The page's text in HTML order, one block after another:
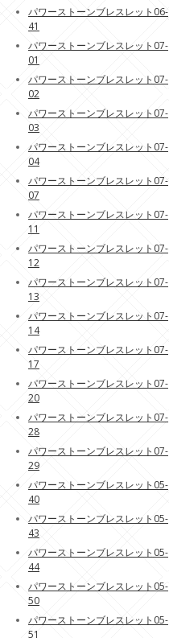
パワーストーンブレスレット06-
41
パワーストーンブレスレット07-
01
パワーストーンブレスレット07-
02
パワーストーンブレスレット07-
03
パワーストーンブレスレット07-
04
パワーストーンブレスレット07-
07
パワーストーンブレスレット07-
11
パワーストーンブレスレット07-
12
パワーストーンブレスレット07-
13
パワーストーンブレスレット07-
14
パワーストーンブレスレット07-
17
パワーストーンブレスレット07-
20
パワーストーンブレスレット07-
28
パワーストーンブレスレット07-
29
パワーストーンブレスレット05-
40
パワーストーンブレスレット05-
43
パワーストーンブレスレット05-
44
パワーストーンブレスレット05-
50
パワーストーンブレスレット05-
51